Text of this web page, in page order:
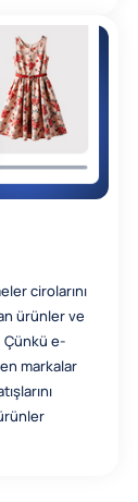
cirolarını
ürünler ve
Çünkü e-
markalar